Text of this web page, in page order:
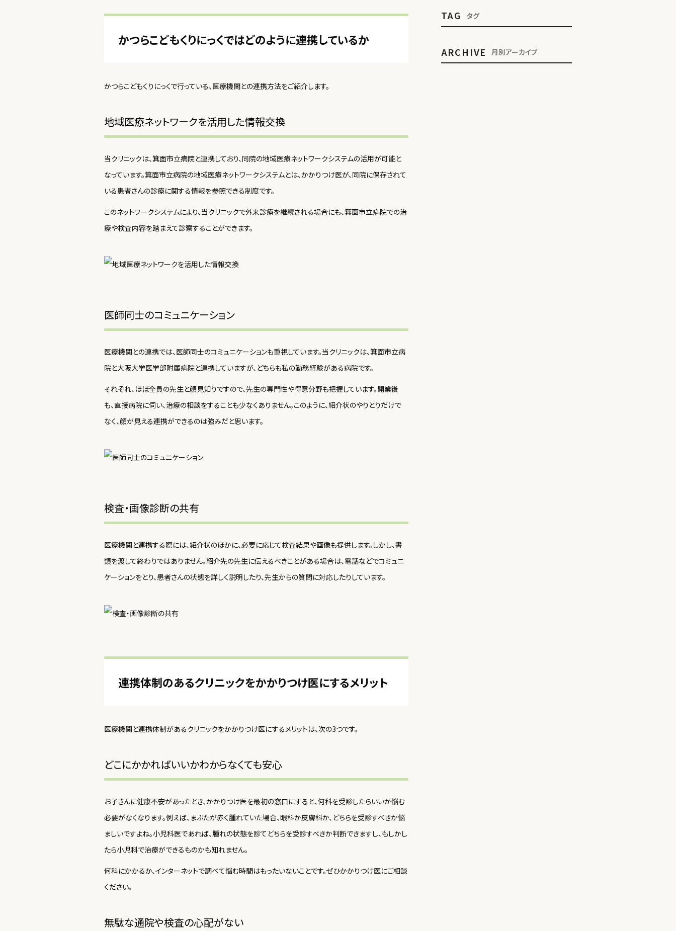
かつらこどもくりにっくではどのように連携しているか
かつらこどもくりにっくで行っている、医療機関との連携方法をご紹介します。
地域医療ネットワークを活用した情報交換
当クリニックは、箕面市立病院と連携しており、同院の地域医療ネットワークシステムの活用が可能と
なっています。箕面市立病院の地域医療ネットワークシステムとは、かかりつけ医が、同院に保存されて
いる患者さんの診療に関する情報を参照できる制度です。
このネットワークシステムにより、当クリニックで外来診療を継続される場合にも、箕面市立病院での治
療や検査内容を踏まえて診察することができます。
医師同士のコミュニケーション
医療機関との連携では、医師同士のコミュニケーションも重視しています。当クリニックは、箕面市立病
院と大阪大学医学部附属病院と連携していますが、どちらも私の勤務経験がある病院です。
それぞれ、ほぼ全員の先生と顔見知りですので、先生の専門性や得意分野も把握しています。開業後
も、直接病院に伺い、治療の相談をすることも少なくありません。このように、紹介状のやりとりだけで
なく、顔が見える連携ができるのは強みだと思います。
検査・画像診断の共有
医療機関と連携する際には、紹介状のほかに、必要に応じて検査結果や画像も提供します。しかし、書
類を渡して終わりではありません。紹介先の先生に伝えるべきことがある場合は、電話などでコミュニ
ケーションをとり、患者さんの状態を詳しく説明したり、先生からの質問に対応したりしています。
連携体制のあるクリニックをかかりつけ医にするメリット
医療機関と連携体制があるクリニックをかかりつけ医にするメリットは、次の3つです。
どこにかかればいいかわからなくても安心
お子さんに健康不安があったとき、かかりつけ医を最初の窓口にすると、何科を受診したらいいか悩む
必要がなくなります。例えば、まぶたが赤く腫れていた場合、眼科か皮膚科か、どちらを受診すべきか悩
ましいですよね。小児科医であれば、腫れの状態を診てどちらを受診すべきか判断できますし、もしかし
たら小児科で治療ができるものかも知れません。
何科にかかるか、インターネットで調べて悩む時間はもったいないことです。ぜひかかりつけ医にご相談
ください。
無駄な通院や検査の心配がない
TAG タグ
ARCHIVE 月別アーカイブ